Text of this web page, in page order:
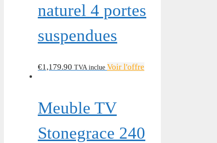
naturel 4 portes
suspendues
€1,179.90 TVA inclue Voir l'offre
Meuble TV
Stonegrace 240